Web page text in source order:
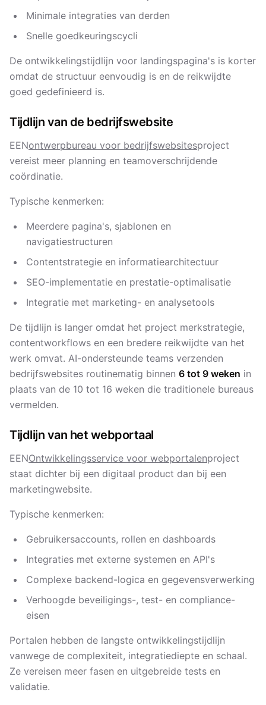
Minimale integraties van derden
Snelle goedkeuringscycli
De ontwikkelingstijdlijn voor landingspagina's is korter
omdat de structuur eenvoudig is en de reikwijdte
goed gedefinieerd is.
Tijdlijn van de bedrijfswebsite
EENontwerpbureau voor bedrijfswebsitesproject
vereist meer planning en teamoverschrijdende
coördinatie.
Typische kenmerken:
Meerdere pagina's, sjablonen en
navigatiestructuren
Contentstrategie en informatiearchitectuur
SEO-implementatie en prestatie-optimalisatie
Integratie met marketing- en analysetools
De tijdlijn is langer omdat het project merkstrategie,
contentworkflows en een bredere reikwijdte van het
werk omvat. AI-ondersteunde teams verzenden
bedrijfswebsites routinematig binnen 6 tot 9 weken in
plaats van de 10 tot 16 weken die traditionele bureaus
vermelden.
Tijdlijn van het webportaal
EENOntwikkelingsservice voor webportalenproject
staat dichter bij een digitaal product dan bij een
marketingwebsite.
Typische kenmerken:
Gebruikersaccounts, rollen en dashboards
Integraties met externe systemen en API's
Complexe backend-logica en gegevensverwerking
Verhoogde beveiligings-, test- en compliance-
eisen
Portalen hebben de langste ontwikkelingstijdlijn
vanwege de complexiteit, integratiediepte en schaal.
Ze vereisen meer fasen en uitgebreide tests en
validatie.